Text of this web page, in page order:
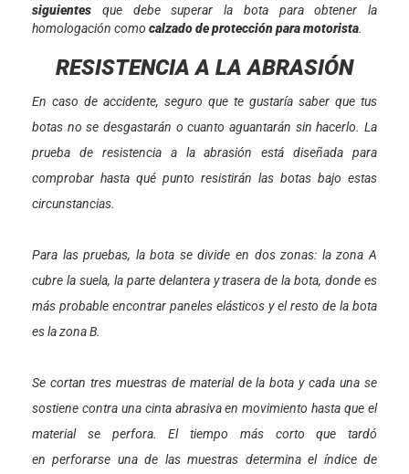
siguientes que debe superar la bota para obtener la
homologación como calzado de protección para motorista.
RESISTENCIA A LA ABRASIÓN
En caso de accidente, seguro que te gustaría saber que tus
botas no se desgastarán o cuanto aguantarán sin hacerlo. La
prueba de resistencia a la abrasión está diseñada para
comprobar hasta qué punto resistirán las botas bajo estas
circunstancias.
Para las pruebas, la bota se divide en dos zonas: la zona A
cubre la suela, la parte delantera y trasera de la bota, donde es
más probable encontrar paneles elásticos y el resto de la bota
es la zona B.
Se cortan tres muestras de material de la bota y cada una se
sostiene contra una cinta abrasiva en movimiento hasta que el
material se perfora. El tiempo más corto que tardó
en perforarse una de las muestras determina el índice de